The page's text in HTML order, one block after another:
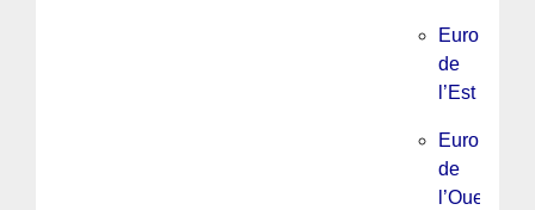
Europe
de
l’Est
Europe
de
l’Ouest